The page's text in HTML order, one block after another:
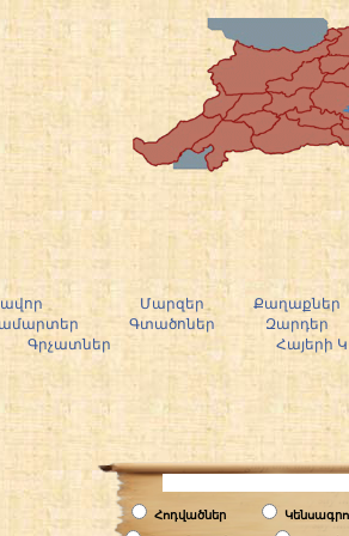
Մարզեր
Քաղաքներ
Գտածոներ
Զարդեր
Գրչատներ
Հայերի